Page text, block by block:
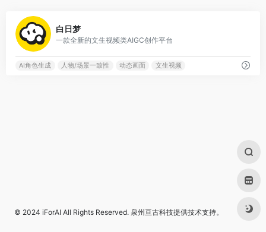
白日梦
一款全新的文生视频类AIGC创作平台
AI角色生成 人物/场景一致性 动态画面 文生视频
© 2024 iForAI All Rights Reserved. 泉州亘古科技提供技术支持。